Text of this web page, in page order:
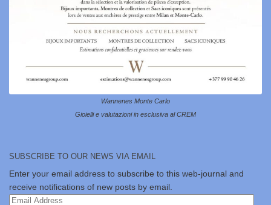
Wannenes Monte Carlo
Gioielli e valutazioni in esclusiva al CREM
SUBSCRIBE TO OUR NEWS VIA EMAIL
Enter your email address to subscribe to this web-journal and
receive notifications of new posts by email.
Email